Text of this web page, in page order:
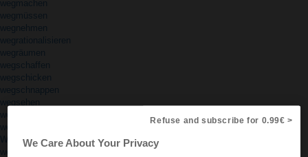
wegmachen
wegmüssen
wegnehmen
wegrationalisieren
wegräumen
wegschaffen
wegschicken
wegschnappen
wegsehen
Wegstrecke
Refuse and subscribe for 0.99€ >
We Care About Your Privacy